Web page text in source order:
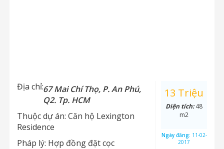
Địa chỉ:67 Mai Chí Thọ, P. An Phú,
Q2. Tp. HCM
Thuộc dự án: Căn hộ Lexington
Residence
Pháp lý: Hợp đồng đặt cọc
13 Triệu
Diện tích:48
m2
Ngày đăng: 11-02-
2017